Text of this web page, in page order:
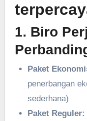
1. Biro
Paket
penerbangan
sederhana)
Paket Reguler: